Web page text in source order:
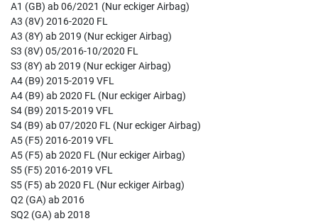
A1 (GB) ab 06/2021 (Nur eckiger Airbag)
A3 (8V) 2016-2020 FL
A3 (8Y) ab 2019 (Nur eckiger Airbag)
S3 (8V) 05/2016-10/2020 FL
S3 (8Y) ab 2019 (Nur eckiger Airbag)
A4 (B9) 2015-2019 VFL
A4 (B9) ab 2020 FL (Nur eckiger Airbag)
S4 (B9) 2015-2019 VFL
S4 (B9) ab 07/2020 FL (Nur eckiger Airbag)
A5 (F5) 2016-2019 VFL
A5 (F5) ab 2020 FL (Nur eckiger Airbag)
S5 (F5) 2016-2019 VFL
S5 (F5) ab 2020 FL (Nur eckiger Airbag)
Q2 (GA) ab 2016
SQ2 (GA) ab 2018